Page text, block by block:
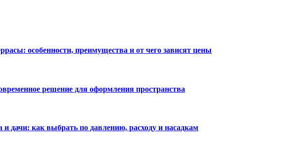
особенности, преимущества и от чего зависят цены
решение для оформления пространства
дачи: как выбрать по давлению, расходу и насадкам